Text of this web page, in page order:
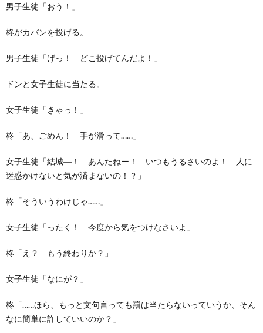
男子生徒「おう！」
柊がカバンを投げる。
男子生徒「げっ！ どこ投げてんだよ！」
ドンと女子生徒に当たる。
女子生徒「きゃっ！」
柊「あ、ごめん！ 手が滑って……」
女子生徒「結城―！ あんたねー！ いつもうるさいのよ！ 人に
迷惑かけないと気が済まないの！？」
柊「そういうわけじゃ……」
女子生徒「ったく！ 今度から気をつけなさいよ」
柊「え？ もう終わりか？」
女子生徒「なにが？」
柊「……ほら、もっと文句言っても罰は当たらないっていうか、そん
なに簡単に許していいのか？」